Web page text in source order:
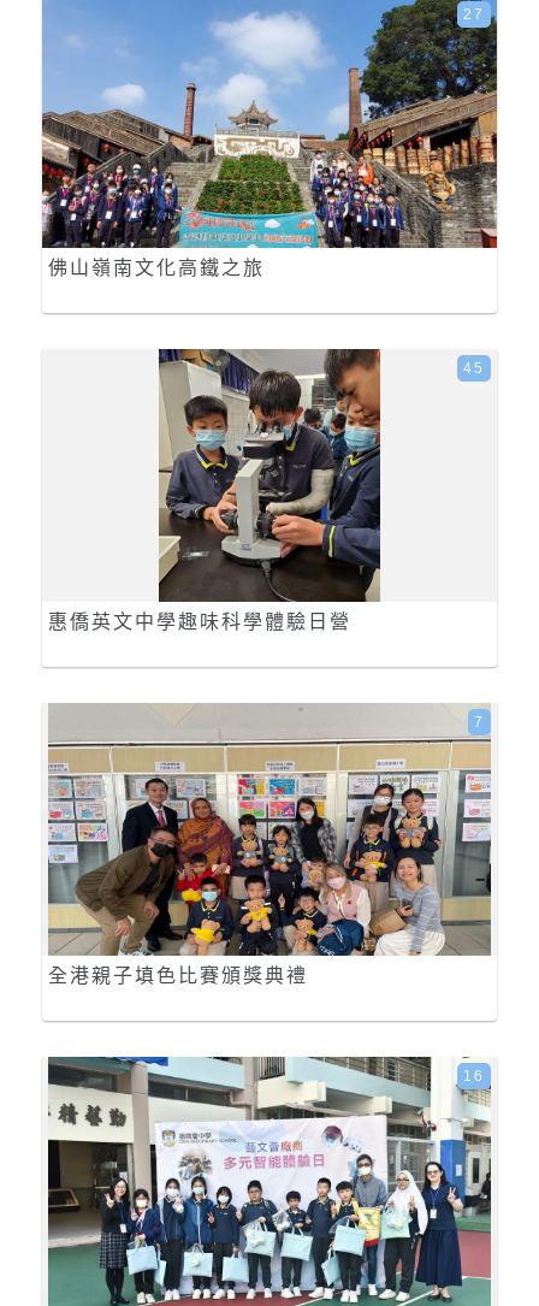
佛山嶺南文化高鐵之旅
27
惠僑英文中學趣味科學體驗日營
45
全港親子填色比賽頒獎典禮
7
16